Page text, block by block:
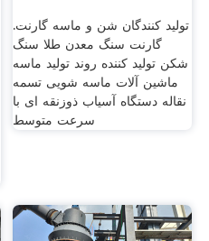
تولید کنندگان شن و ماسه گارنت.
گارنت سنگ معدن طلا سنگ
شکن تولید کننده روند تولید ماسه
ماشین آلات ماسه شویی تسمه
نقاله دستگاه آسیاب ذوزنقه ای با
سرعت متوسط